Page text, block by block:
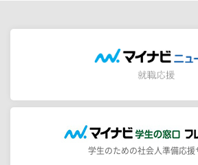
学生のための社会人準備応援